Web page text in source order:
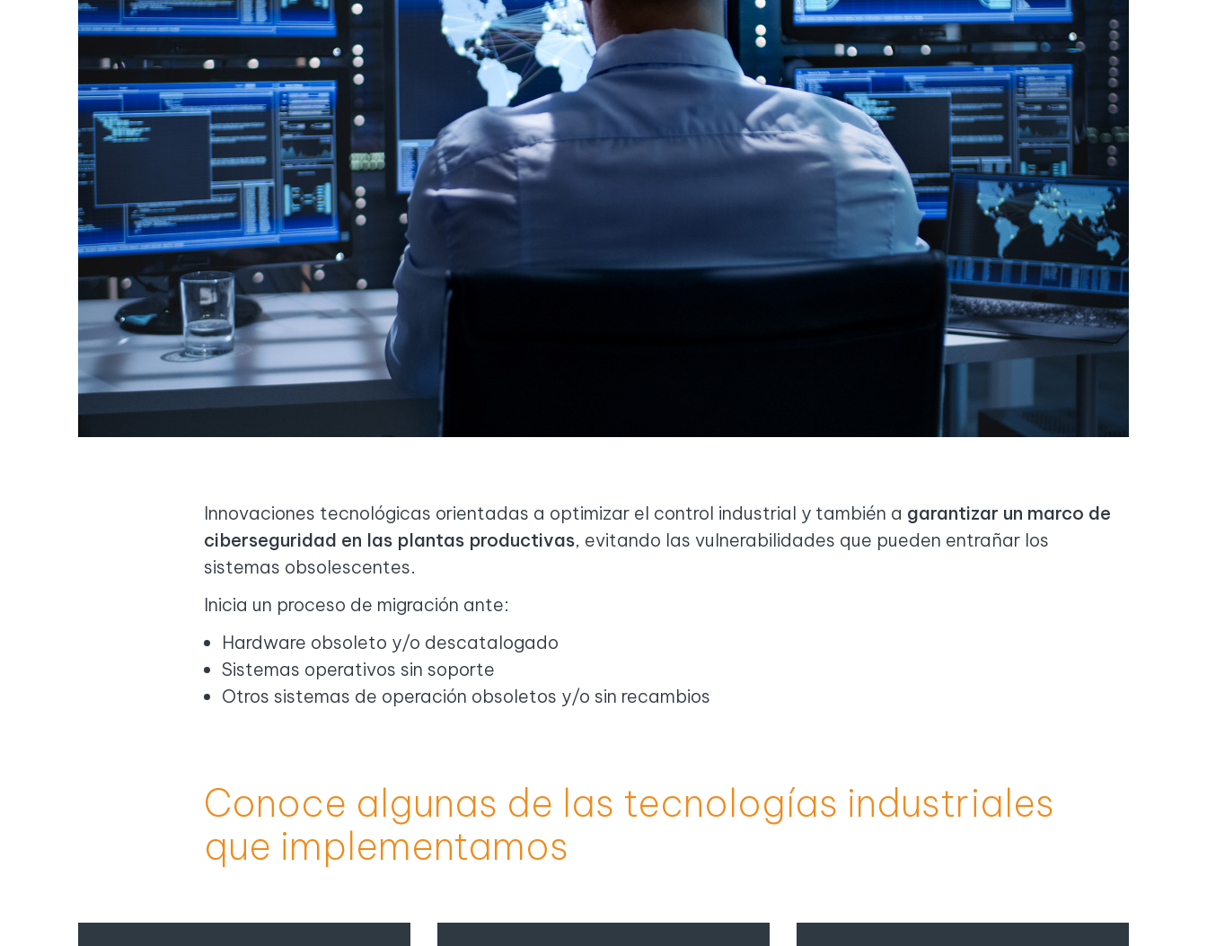
Innovaciones tecnológicas orientadas a optimizar el control industrial y también a garantizar un marco de
ciberseguridad en las plantas productivas, evitando las vulnerabilidades que pueden entrañar los
sistemas obsolescentes.
Inicia un proceso de migración ante:
Hardware obsoleto y/o descatalogado
Sistemas operativos sin soporte
Otros sistemas de operación obsoletos y/o sin recambios
Conoce algunas de las tecnologías industriales
que implementamos